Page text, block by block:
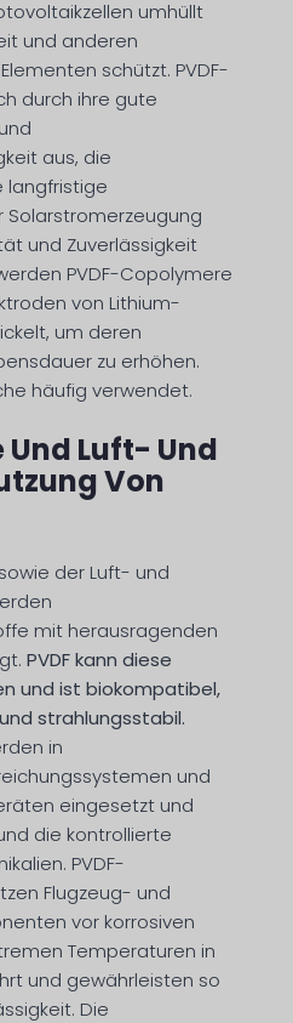
umhüllt
und anderen
schützt. PVDF-
durch ihre gute
aus, die
langfristige
Solarstromerzeugung
und Zuverlässigkeit
PVDF-Copolymere
von Lithium-
um deren
zu erhöhen.
häufig verwendet.
Luft- Und
Von
der Luft- und
mit herausragenden
PVDF kann diese
und ist biokompatibel,
strahlungsstabil.
in
und
eingesetzt und
die kontrollierte
PVDF-
Flugzeug- und
vor korrosiven
Temperaturen in
und gewährleisten so
Die